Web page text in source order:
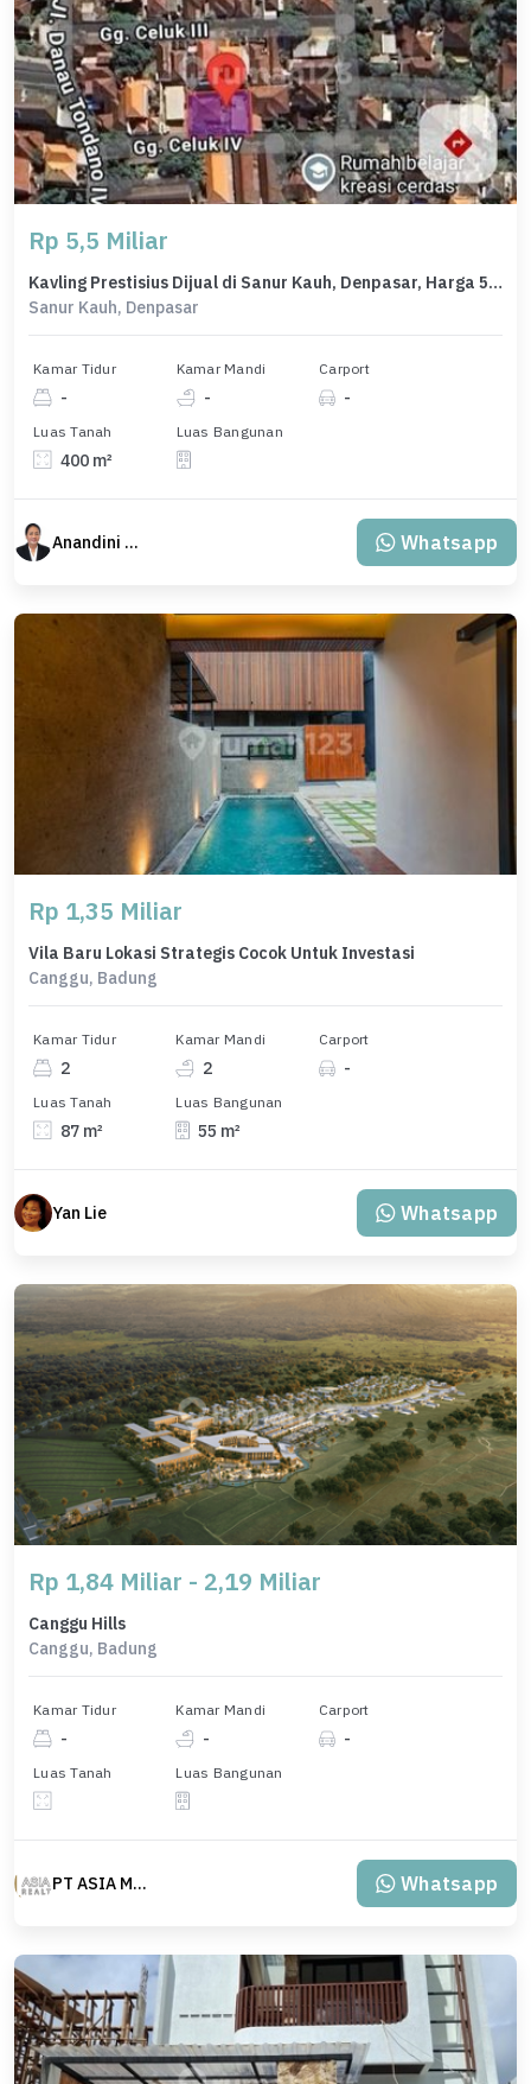
Rp 5,5 Miliar
Kavling Prestisius Dijual di Sanur Kauh, Denpasar, Harga 5,5 Miliar
Sanur Kauh, Denpasar
Kamar Tidur
-
Kamar Mandi
-
Carport
-
Luas Tanah
400 m²
Luas Bangunan
Anandini Property Whatsapp
Rp 1,35 Miliar
Vila Baru Lokasi Strategis Cocok Untuk Investasi
Canggu, Badung
Kamar Tidur
2
Kamar Mandi
2
Carport
-
Luas Tanah
87 m²
Luas Bangunan
55 m²
Yan Lie Whatsapp
Rp 1,84 Miliar - 2,19 Miliar
Canggu Hills
Canggu, Badung
Kamar Tidur
-
Kamar Mandi
-
Carport
-
Luas Tanah Luas Bangunan
PT ASIA MAS REALTY Whatsapp